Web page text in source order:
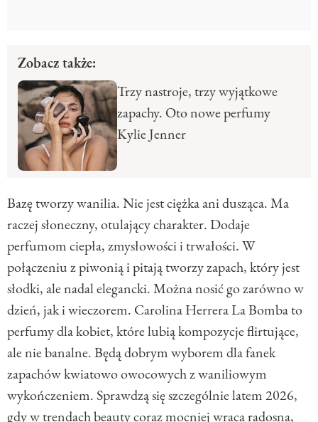
Zobacz także:
Trzy nastroje, trzy wyjątkowe
zapachy. Oto nowe perfumy
Kylie Jenner
Bazę tworzy wanilia. Nie jest ciężka ani dusząca. Ma
raczej słoneczny, otulający charakter. Dodaje
perfumom ciepła, zmysłowości i trwałości. W
połączeniu z piwonią i pitają tworzy zapach, który jest
słodki, ale nadal elegancki. Można nosić go zarówno w
dzień, jak i wieczorem. Carolina Herrera La Bomba to
perfumy dla kobiet, które lubią kompozycje flirtujące,
ale nie banalne. Będą dobrym wyborem dla fanek
zapachów kwiatowo owocowych z waniliowym
wykończeniem. Sprawdzą się szczególnie latem 2026,
gdy w trendach beauty coraz mocniej wraca radosna,